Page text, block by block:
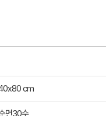
cm
면30수